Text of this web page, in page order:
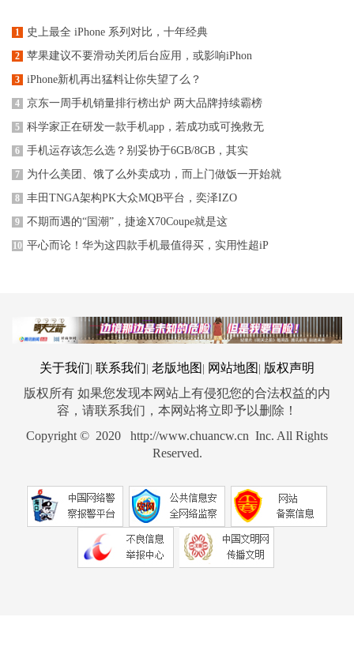
1 史上最全 iPhone 系列对比，十年经典
2 苹果建议不要滑动关闭后台应用，或影响iPhon
3 iPhone新机再出猛料让你失望了么？
4 京东一周手机销量排行榜出炉 两大品牌持续霸榜
5 科学家正在研发一款手机app，若成功或可挽救无
6 手机运存该怎么选？别妥协于6GB/8GB，其实
7 为什么美团、饿了么外卖成功，而上门做饭一开始就
8 丰田TNGA架构PK大众MQB平台，奕泽IZO
9 不期而遇的“国潮”，捷途X70Coupe就是这
10 平心而论！华为这四款手机最值得买，实用性超iP
关于我们 联系我们 老版地图 网站地图
版权声明
版权所有 如果您发现本网站上有侵犯您的合法权益的内
容，请联系我们，本网站将立即予以删除！
Copyright © 2020 http://www.chuancw.cn Inc. All Rights
Reserved.